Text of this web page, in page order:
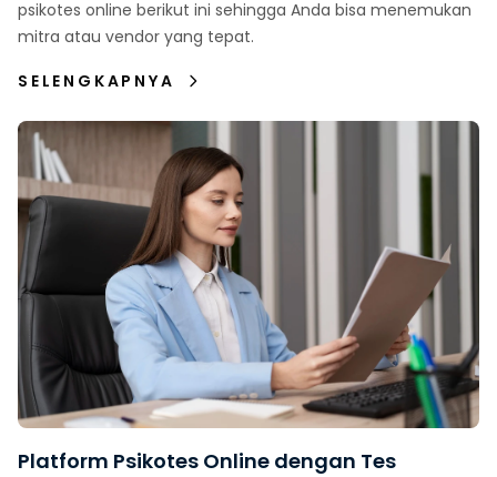
psikotes online berikut ini sehingga Anda bisa menemukan
mitra atau vendor yang tepat.
SELENGKAPNYA
Platform Psikotes Online dengan Tes